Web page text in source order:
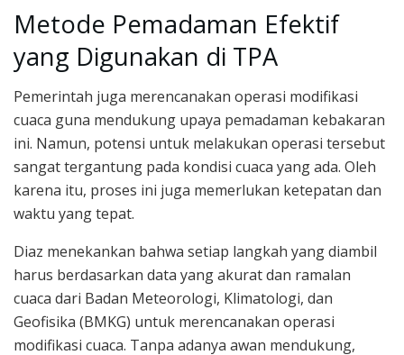
Metode Pemadaman Efektif
yang Digunakan di TPA
Pemerintah juga merencanakan operasi modifikasi
cuaca guna mendukung upaya pemadaman kebakaran
ini. Namun, potensi untuk melakukan operasi tersebut
sangat tergantung pada kondisi cuaca yang ada. Oleh
karena itu, proses ini juga memerlukan ketepatan dan
waktu yang tepat.
Diaz menekankan bahwa setiap langkah yang diambil
harus berdasarkan data yang akurat dan ramalan
cuaca dari Badan Meteorologi, Klimatologi, dan
Geofisika (BMKG) untuk merencanakan operasi
modifikasi cuaca. Tanpa adanya awan mendukung,